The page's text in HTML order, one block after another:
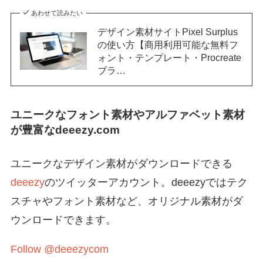
あわせて読みたい
デザイン素材サイトPixel Surplus
の使い方【商用利用可能な無料フ
ォント・テンプレート・Procreate
ブラ…
ユニークなフォント素材やアルファベット素材
が豊富なdeeezy.com
ユニークなデザイン素材がダウンロードできる
deeezyのツイッターアカウント。deeezyではテク
スチャやフォント素材など、オリジナル素材がダ
ウンロードできます。
Follow @deeezycom